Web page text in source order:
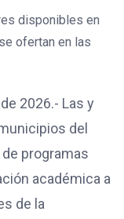
disponibles en
ofertan en las
2026.- Las y
del
programas
académica a
de la